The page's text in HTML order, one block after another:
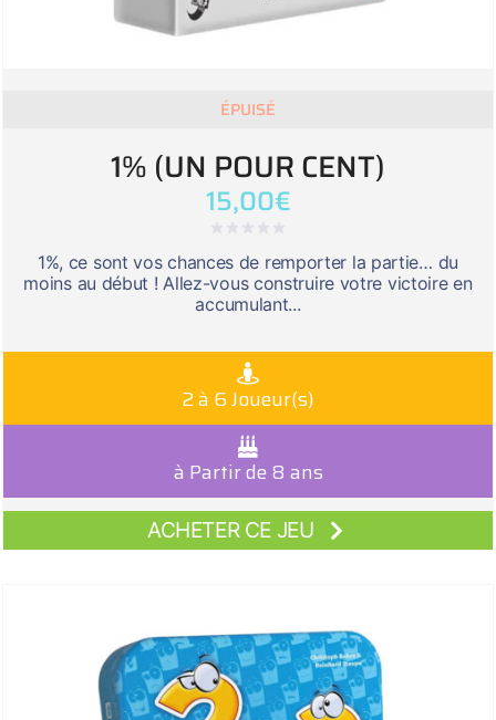
ÉPUISÉ
1% (UN POUR CENT)
15,00€
1%, ce sont vos chances de remporter la partie… du
moins au début ! Allez-vous construire votre victoire en
accumulant...
2 à 6 Joueur(s)
à Partir de 8 ans
ACHETER CE JEU